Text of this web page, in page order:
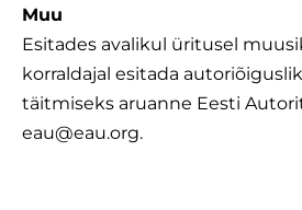
Muu
Esitades avalikul üritusel
korraldajal esitada
täitmiseks aruanne Eesti
eau@eau.org.